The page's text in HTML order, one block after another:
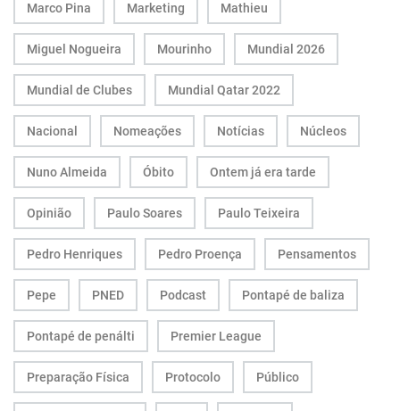
Marco Pina Marketing Mathieu
Miguel Nogueira Mourinho Mundial 2026
Mundial de Clubes Mundial Qatar 2022
Nacional Nomeações Notícias Núcleos
Nuno Almeida Óbito Ontem já era tarde
Opinião Paulo Soares Paulo Teixeira
Pedro Henriques Pedro Proença Pensamentos
Pepe PNED Podcast Pontapé de baliza
Pontapé de penálti Premier League
Preparação Física Protocolo Público